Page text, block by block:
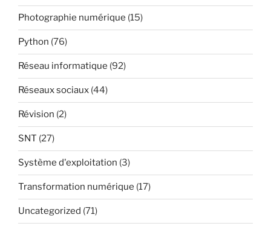
Photographie numérique (15)
Python (76)
Réseau informatique (92)
Réseaux sociaux (44)
Révision (2)
SNT (27)
Système d'exploitation (3)
Transformation numérique (17)
Uncategorized (71)